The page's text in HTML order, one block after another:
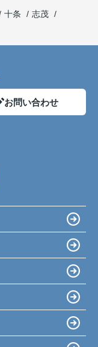
十条
志茂
お問い合わせ